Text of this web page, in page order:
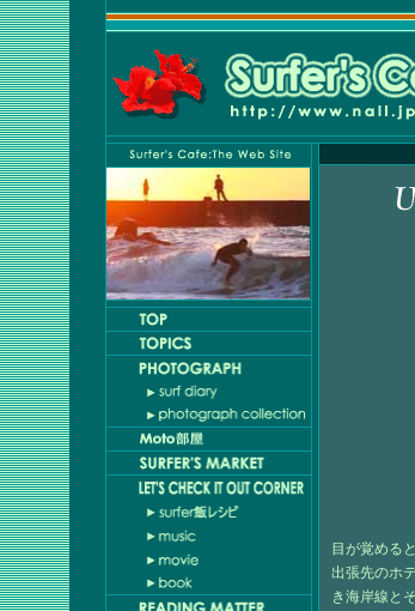
目が覚める
出張先のホ
き海岸線と